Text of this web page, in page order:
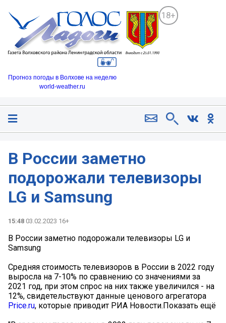
18+
Прогноз погоды в Волхове на неделю
world-weather.ru
В России заметно
подорожали телевизоры
LG и Samsung
15:48 03.02.2023 16+
В России заметно подорожали телевизоры LG и
Samsung
Средняя стоимость телевизоров в России в 2022 году
выросла на 7-10% по сравнению со значениями за
2021 год, при этом спрос на них также увеличился - на
12%, свидетельствуют данные ценового агрегатора
Price.ru, которые приводит РИА Новости.Показать ещё